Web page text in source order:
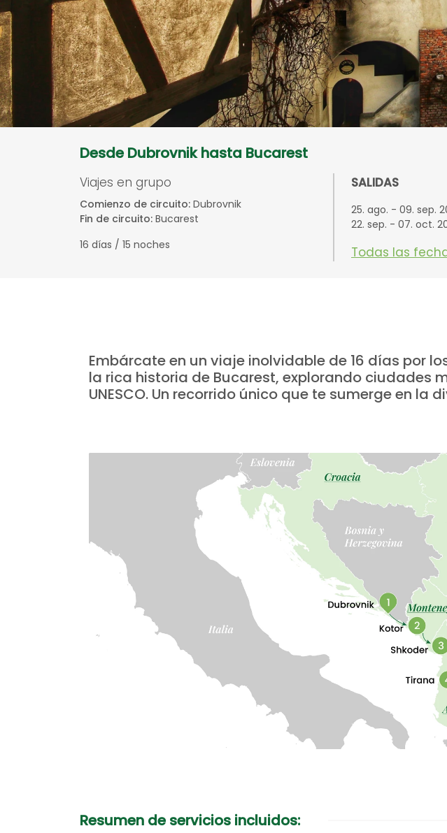
Desde Dubrovnik hasta Bucarest
Viajes en grupo
Comienzo de circuito: Dubrovnik
Fin de circuito: Bucarest
16 días / 15 noches
SALIDAS
25. ago. - 09. sep.
22. sep. - 07. oct.
Todas las
Embárcate en un viaje inolvidable de 16 días por
la rica historia de Bucarest, explorando ciudades
UNESCO. Un recorrido único que te sumerge en
Resumen de servicios incluidos: